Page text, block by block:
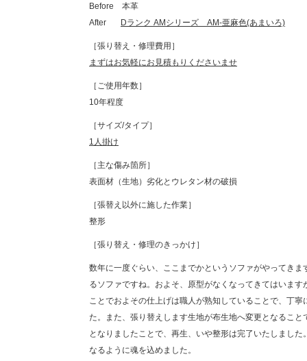
Before 本革
After
Dランク AMシリーズ AM-亜麻色(あまいろ)
［張り替え・修理費用］
まずはお気軽にお見積もりくださいませ
［ご使用年数］
10年程度
［サイズ/タイプ］
1人掛け
［主な傷み箇所］
表面材（生地）劣化とウレタン材の破損
［張替え以外に施した作業］
整形
［張り替え・修理のきっかけ］
数年に一度ぐらい、ここまでかというソファがやってきま
るソファですね。およそ、原型がなくなってきてはいま
ことでおよその仕上げは職人が熟知していることで、丁
た。また、張り替えします生地が布生地へ変更となること
となりましたことで、再生、いや整形は完了いたしまし
なるように魂を込めました。